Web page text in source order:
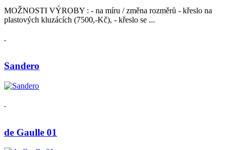
MOŽNOSTI VÝROBY : - na míru / změna rozměrů - křeslo na
plastových kluzácích (7500,-Kč), - křeslo se ...
Sandero
de Gaulle 01